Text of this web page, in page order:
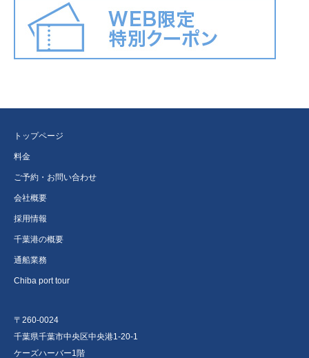
トップページ
料金
ご予約・お問い合わせ
会社概要
採用情報
千葉港の概要
通船業務
Chiba port tour
〒260-0024
千葉県千葉市中央区中央港1-20-1
ケーズハーバー1階